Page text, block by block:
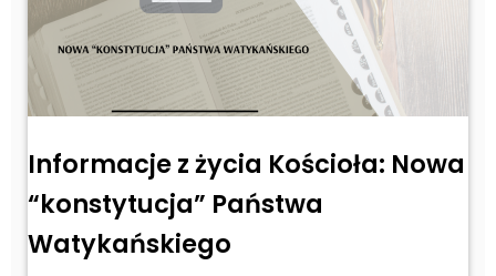
Informacje z życia Kościoła: Nowa
“konstytucja” Państwa
Watykańskiego